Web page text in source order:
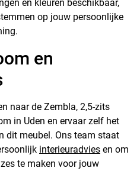
en kleuren beschikbaar,
op jouw persoonlijke
en
naar de Zembla, 2,5-zits
in Uden en ervaar zelf het
dit meubel. Ons team staat
interieuradvies en om
te maken voor jouw